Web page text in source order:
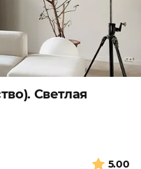
Светлая
5.00